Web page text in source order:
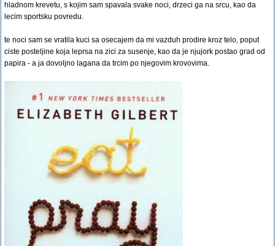
hladnom krevetu, s kojim sam spavala svake noci, drzeci ga na srcu, kao da
lecim sportsku povredu.
te noci sam se vratila kuci sa osecajem da mi vazduh prodire kroz telo, poput
ciste posteljine koja leprsa na zici za susenje, kao da je njujork postao grad od
papira - a ja dovoljno lagana da trcim po njegovim krovovima.